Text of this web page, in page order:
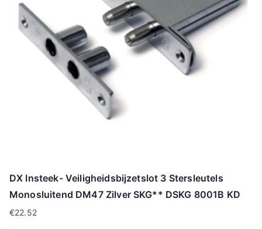
DX Insteek- Veiligheidsbijzetslot 3 Stersleutels
Monosluitend DM47 Zilver SKG** DSKG 8001B KD
€22.52